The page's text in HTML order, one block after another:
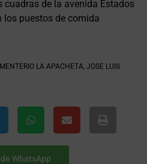
cuadras de la avenida Estados
los puestos de comida
LA APACHETA JOSE LUIS
WhatsApp